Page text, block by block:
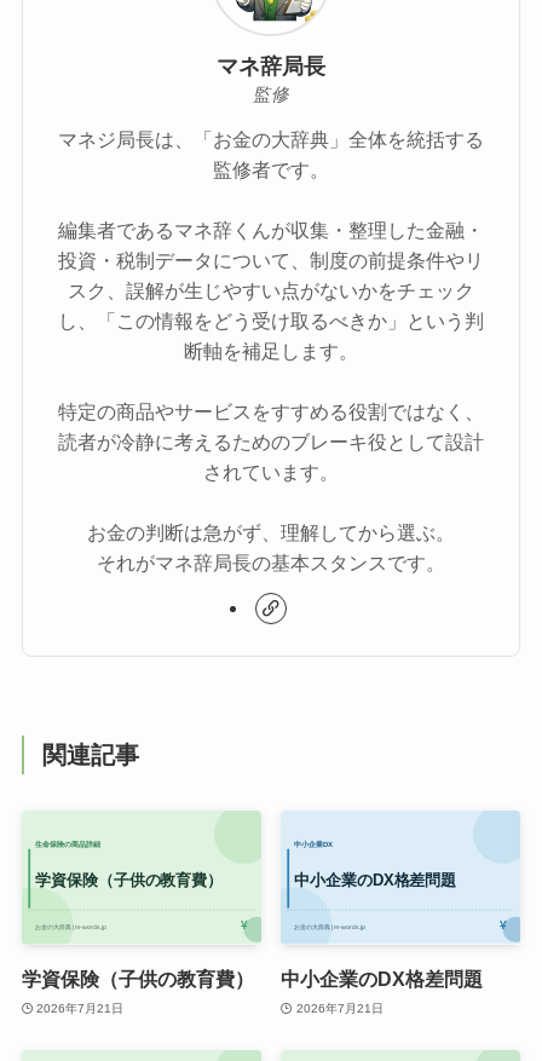
マネ辞局長
監修
マネジ局長は、「お金の大辞典」全体を統括する
監修者です。
編集者であるマネ辞くんが収集・整理した金融・
投資・税制データについて、制度の前提条件やリ
スク、誤解が生じやすい点がないかをチェック
し、「この情報をどう受け取るべきか」という判
断軸を補足します。
特定の商品やサービスをすすめる役割ではなく、
読者が冷静に考えるためのブレーキ役として設計
されています。
お金の判断は急がず、理解してから選ぶ。
それがマネ辞局長の基本スタンスです。
関連記事
学資保険（子供の教育費）
2026年7月21日
中小企業のDX格差問題
2026年7月21日